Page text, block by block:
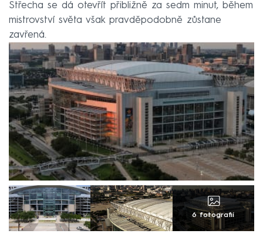
Střecha se dá otevřít přibližně za sedm minut, během
mistrovství světa však pravděpodobně zůstane
zavřená.
6 fotografií